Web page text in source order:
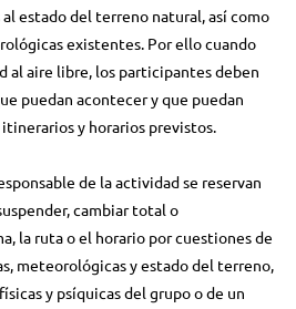
estado del terreno natural, así como
existentes. Por ello cuando
al aire libre, los participantes deben
puedan acontecer y que puedan
y horarios previstos.
de la actividad se reservan
cambiar total o
la ruta o el horario por cuestiones de
meteorológicas y estado del terreno,
y psíquicas del grupo o de un